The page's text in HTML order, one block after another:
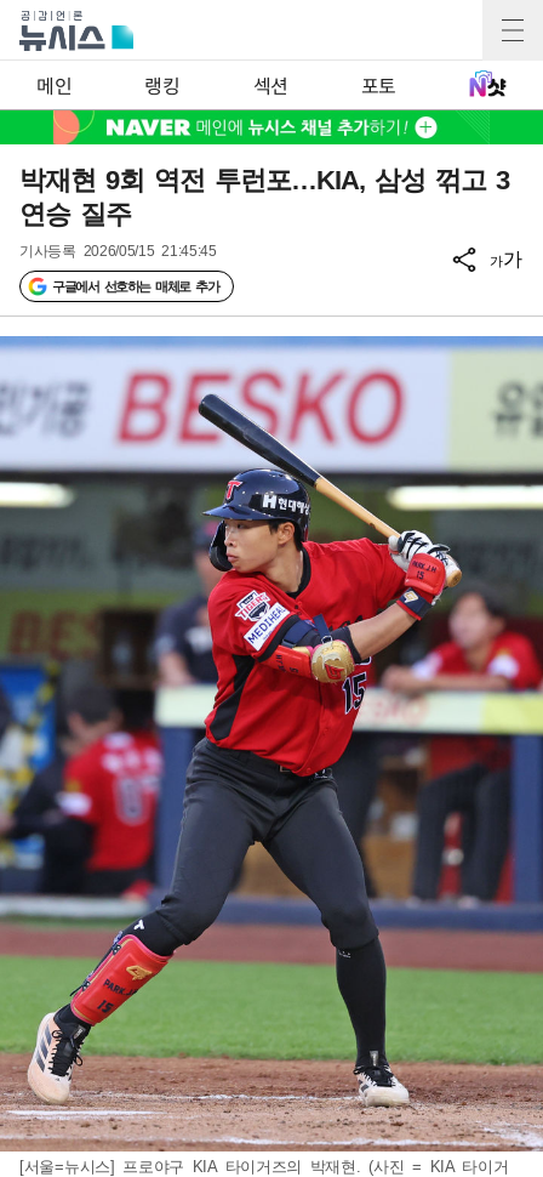
메인 랭킹 섹션 포토
박재현 9회 역전 투런포…KIA, 삼성 꺾고 3
연승 질주
기사등록 2026/05/15 21:45:45
구글에서 선호하는 매체로 추가
가가
[서울=뉴시스] 프로야구 KIA 타이거즈의 박재현. (사진 = KIA 타이거